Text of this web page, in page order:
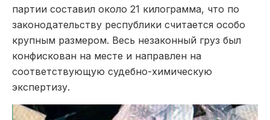
партии составил около 21 килограмма, что по
законодательству республики считается особо
крупным размером. Весь незаконный груз был
конфискован на месте и направлен на
соответствующую судебно-химическую
экспертизу.